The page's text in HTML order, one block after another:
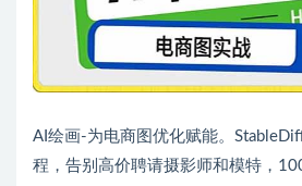
AI绘画-为电商图优化赋能。
程，告别高价聘请摄影师和模特，